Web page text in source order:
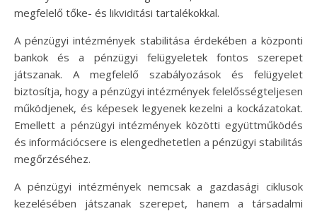
megfelelő tőke- és likviditási tartalékokkal.
A pénzügyi intézmények stabilitása érdekében a központi
bankok és a pénzügyi felügyeletek fontos szerepet
játszanak. A megfelelő szabályozások és felügyelet
biztosítja, hogy a pénzügyi intézmények felelősségteljesen
működjenek, és képesek legyenek kezelni a kockázatokat.
Emellett a pénzügyi intézmények közötti együttműködés
és információcsere is elengedhetetlen a pénzügyi stabilitás
megőrzéséhez.
A pénzügyi intézmények nemcsak a gazdasági ciklusok
kezelésében játszanak szerepet, hanem a társadalmi